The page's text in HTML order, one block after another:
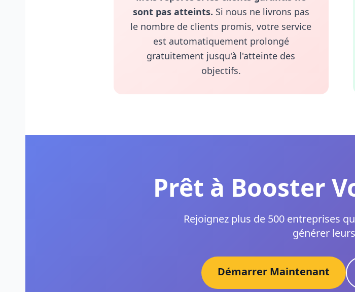
sont pas atteints. Si nous ne livrons pas
le nombre de clients promis, votre service
est automatiquement prolongé
gratuitement jusqu'à l'atteinte des
objectifs.
Prêt à Booster
Rejoignez plus de 500 entreprises
générer
Démarrer Maintenant